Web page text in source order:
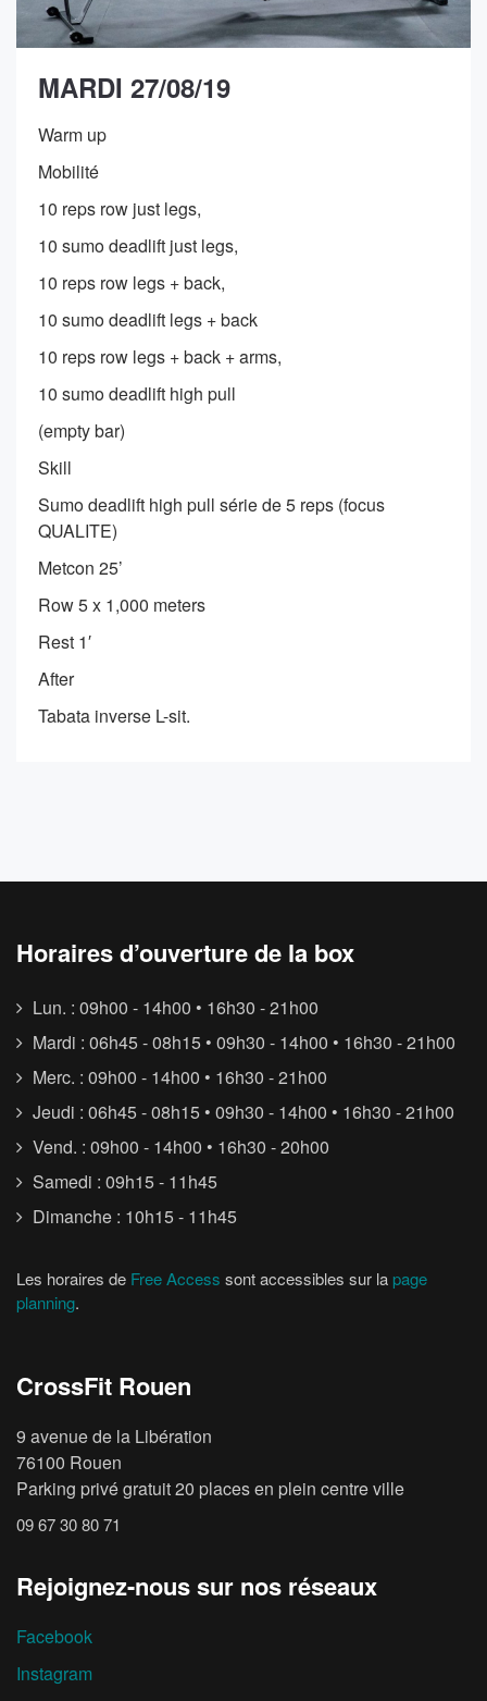
MARDI 27/08/19
Warm up
Mobilité
10 reps row just legs,
10 sumo deadlift just legs,
10 reps row legs + back,
10 sumo deadlift legs + back
10 reps row legs + back + arms,
10 sumo deadlift high pull
(empty bar)
Skill
Sumo deadlift high pull série de 5 reps (focus
QUALITE)
Metcon 25’
Row 5 x 1,000 meters
Rest 1′
After
Tabata inverse L-sit.
Horaires d’ouverture de la box
Lun. : 09h00 - 14h00 • 16h30 - 21h00
Mardi : 06h45 - 08h15 • 09h30 - 14h00 • 16h30 - 21h00
Merc. : 09h00 - 14h00 • 16h30 - 21h00
Jeudi : 06h45 - 08h15 • 09h30 - 14h00 • 16h30 - 21h00
Vend. : 09h00 - 14h00 • 16h30 - 20h00
Samedi : 09h15 - 11h45
Dimanche : 10h15 - 11h45
Les horaires de Free Access sont accessibles sur la page
planning.
CrossFit Rouen
9 avenue de la Libération
76100 Rouen
Parking privé gratuit 20 places en plein centre ville
09 67 30 80 71
Rejoignez-nous sur nos réseaux
Facebook
Instagram